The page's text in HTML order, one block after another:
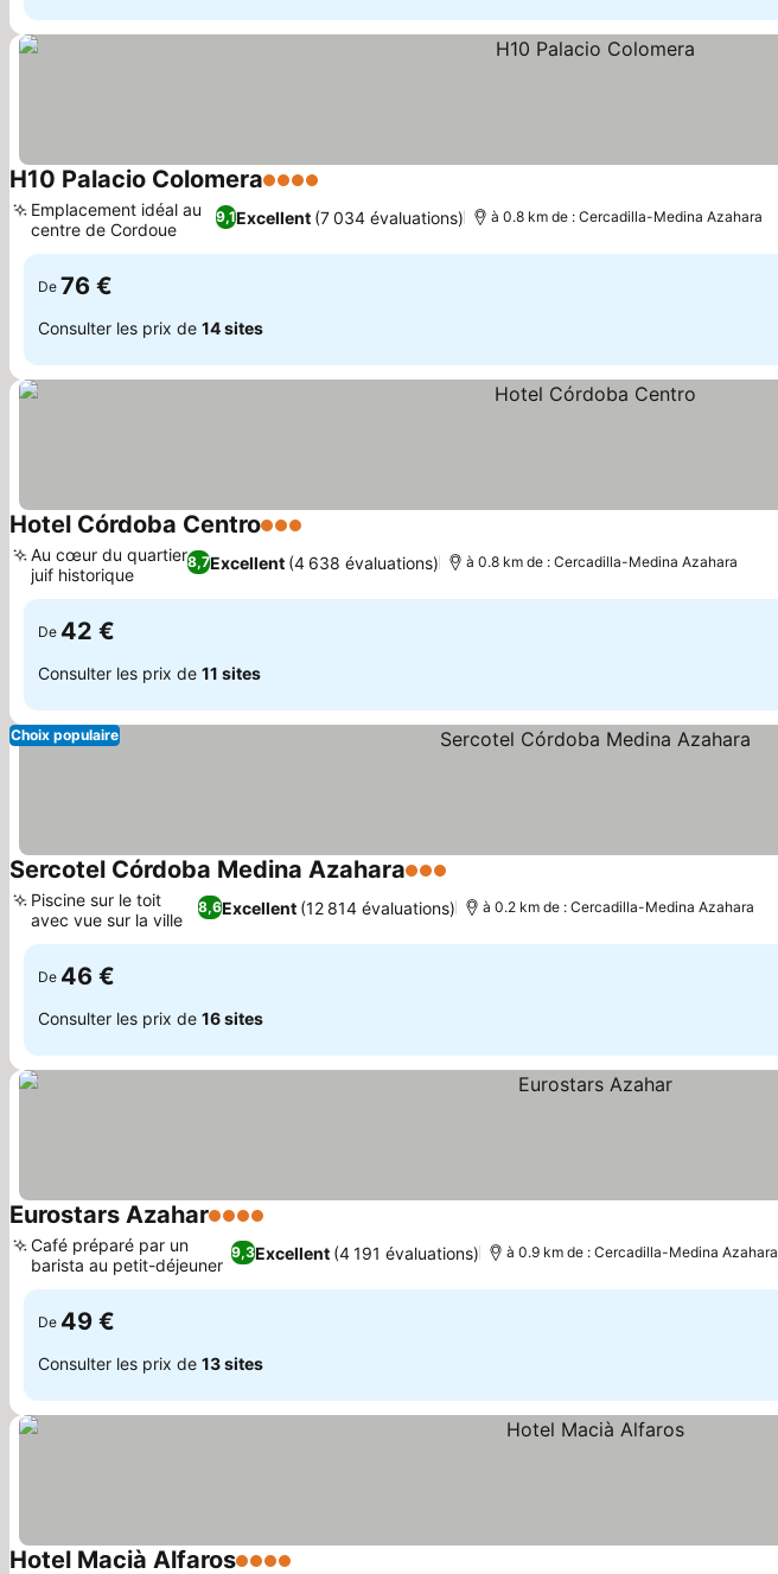
H10 Palacio Colomera4 Étoiles
9,1Excellent (7 034 évaluations)
Emplacement idéal au
centre de Cordoue
à 0.8 km de : Cercadilla-Medina Azahara
De 76 €
Consulter les prix de 14 sites
Hotel Córdoba Centro3 Étoiles
8,7Excellent (4 638 évaluations)
Au cœur du quartier
juif historique
à 0.8 km de : Cercadilla-Medina Azahara
De 42 €
Consulter les prix de 11 sites
Choix populaire
Sercotel Córdoba Medina Azahara3 Étoiles
8,6Excellent (12 814 évaluations)
Piscine sur le toit
avec vue sur la ville
à 0.2 km de : Cercadilla-Medina Azahara
De 46 €
Consulter les prix de 16 sites
Eurostars Azahar4 Étoiles
9,3Excellent (4 191 évaluations)
Café préparé par un
barista au petit-déjeuner
à 0.9 km de : Cercadilla-Medina Azahara
De 49 €
Consulter les prix de 13 sites
Hotel Macià Alfaros